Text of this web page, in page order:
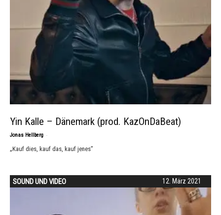
Yin Kalle – Dänemark (prod. KazOnDaBeat)
Jonas Hellberg -
„Kauf dies, kauf das, kauf jenes”
12. März 2021
SOUND UND VIDEO